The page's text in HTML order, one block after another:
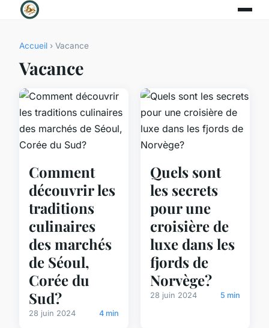
Accueil › Vacance
Vacance
Comment
découvrir les
traditions
culinaires
des marchés
de Séoul,
Corée du
Sud?
28 juin 2024 4 min
Quels sont
les secrets
pour une
croisière de
luxe dans les
fjords de
Norvège?
28 juin 2024 5 min